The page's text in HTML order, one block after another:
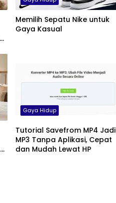
Memilih Sepatu Nike untuk
Gaya Kasual
Gaya Hidup
Tutorial Savefrom MP4 Jadi
MP3 Tanpa Aplikasi, Cepat
dan Mudah Lewat HP